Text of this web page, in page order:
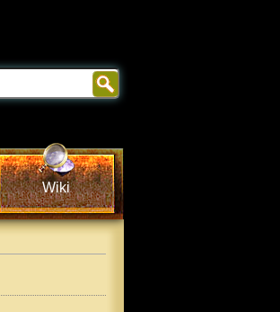
Wiki